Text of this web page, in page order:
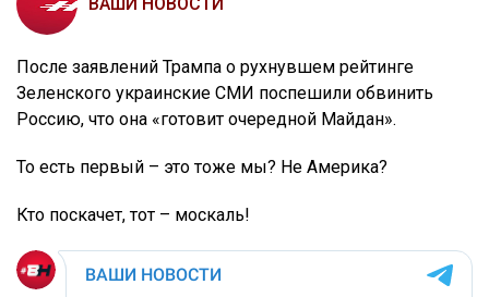
После заявлений Трампа о рухнувшем рейтинге
Зеленского украинские СМИ поспешили обвинить
Россию, что она «готовит очередной Майдан».
То есть первый – это тоже мы? Не Америка?
Кто поскачет, тот – москаль!